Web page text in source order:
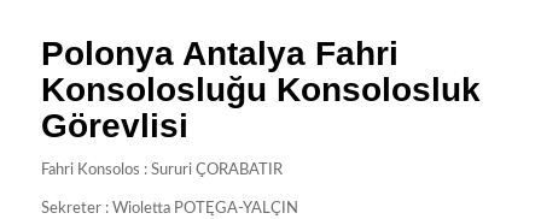
Polonya Antalya Fahri
Konsolosluğu Konsolosluk
Görevlisi
Fahri Konsolos : Sururi ÇORABATIR
Sekreter : Wioletta POTĘGA-YALÇIN